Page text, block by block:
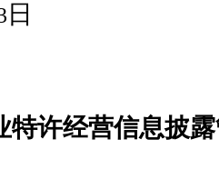
日
特许经营信息披